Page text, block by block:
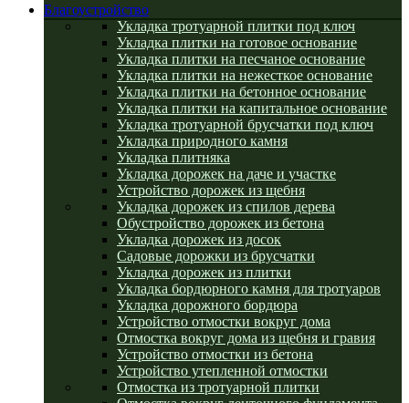
Благоустройство
Укладка тротуарной плитки под ключ
Укладка плитки на готовое основание
Укладка плитки на песчаное основание
Укладка плитки на нежесткое основание
Укладка плитки на бетонное основание
Укладка плитки на капитальное основание
Укладка тротуарной брусчатки под ключ
Укладка природного камня
Укладка плитняка
Укладка дорожек на даче и участке
Устройство дорожек из щебня
Укладка дорожек из спилов дерева
Обустройство дорожек из бетона
Укладка дорожек из досок
Садовые дорожки из брусчатки
Укладка дорожек из плитки
Укладка бордюрного камня для тротуаров
Укладка дорожного бордюра
Устройство отмостки вокруг дома
Отмостка вокруг дома из щебня и гравия
Устройство отмостки из бетона
Устройство утепленной отмостки
Отмостка из тротуарной плитки